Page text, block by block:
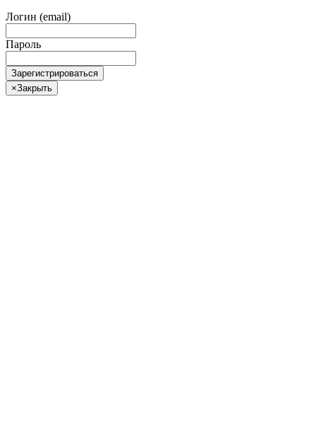
Логин (email)
Пароль
Зарегистрироваться
×Закрыть